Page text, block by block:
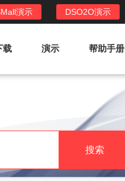
DSO2O演示
演示
功能列表
零售线上化经营管理工具，基于
位，只为让更多客户、多次到店
载 演示 帮助手册
搜索